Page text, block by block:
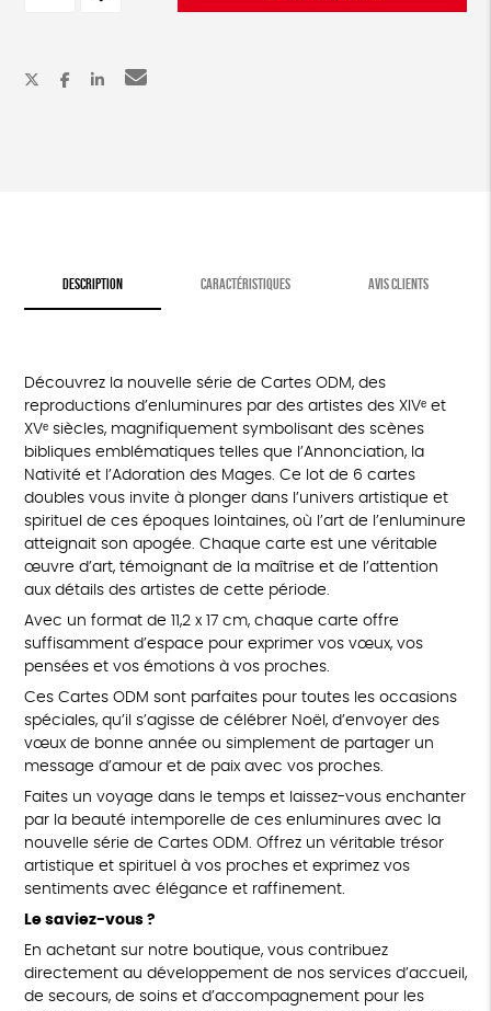
enluminures
DESCRIPTION CARACTÉRISTIQUES AVIS CLIENTS
Découvrez la nouvelle série de Cartes ODM, des
reproductions d’enluminures par des artistes des XIVᵉ et
XVᵉ siècles, magnifiquement symbolisant des scènes
bibliques emblématiques telles que l’Annonciation, la
Nativité et l’Adoration des Mages. Ce lot de 6 cartes
doubles vous invite à plonger dans l’univers artistique et
spirituel de ces époques lointaines, où l’art de l’enluminure
atteignait son apogée. Chaque carte est une véritable
œuvre d’art, témoignant de la maîtrise et de l’attention
aux détails des artistes de cette période.
Avec un format de 11,2 x 17 cm, chaque carte offre
suffisamment d’espace pour exprimer vos vœux, vos
pensées et vos émotions à vos proches.
Ces Cartes ODM sont parfaites pour toutes les occasions
spéciales, qu’il s’agisse de célébrer Noël, d’envoyer des
vœux de bonne année ou simplement de partager un
message d’amour et de paix avec vos proches.
Faites un voyage dans le temps et laissez-vous enchanter
par la beauté intemporelle de ces enluminures avec la
nouvelle série de Cartes ODM. Offrez un véritable trésor
artistique et spirituel à vos proches et exprimez vos
sentiments avec élégance et raffinement.
Le saviez-vous ?
En achetant sur notre boutique, vous contribuez
directement au développement de nos services d’accueil,
de secours, de soins et d’accompagnement pour les